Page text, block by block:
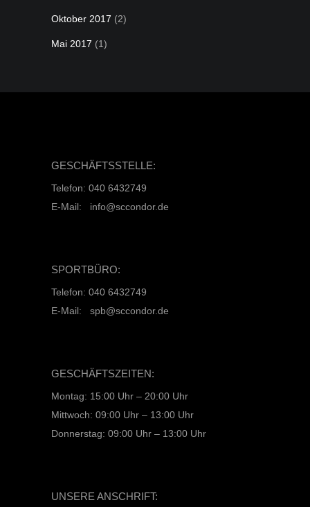
Oktober 2017 (2)
Mai 2017 (1)
GESCHÄFTSSTELLE:
Telefon: 040 6432749
E-Mail: info@sccondor.de
SPORTBÜRO:
Telefon: 040 6432749
E-Mail: spb@sccondor.de
GESCHÄFTSZEITEN:
Montag: 15:00 Uhr – 20:00 Uhr
Mittwoch: 09:00 Uhr – 13:00 Uhr
Donnerstag: 09:00 Uhr – 13:00 Uhr
UNSERE ANSCHRIFT: